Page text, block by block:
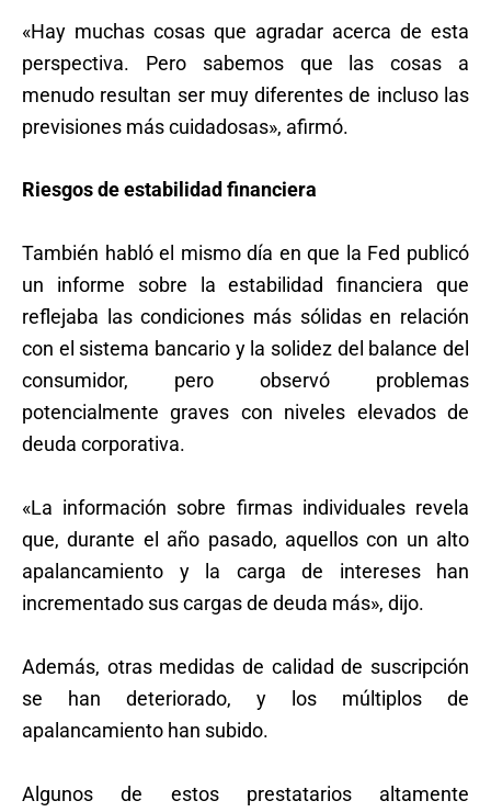
«Hay muchas cosas que agradar acerca de esta
perspectiva. Pero sabemos que las cosas a
menudo resultan ser muy diferentes de incluso las
previsiones más cuidadosas», afirmó.
Riesgos de estabilidad financiera
También habló el mismo día en que la Fed publicó
un informe sobre la estabilidad financiera que
reflejaba las condiciones más sólidas en relación
con el sistema bancario y la solidez del balance del
consumidor, pero observó problemas
potencialmente graves con niveles elevados de
deuda corporativa.
«La información sobre firmas individuales revela
que, durante el año pasado, aquellos con un alto
apalancamiento y la carga de intereses han
incrementado sus cargas de deuda más», dijo.
Además, otras medidas de calidad de suscripción
se han deteriorado, y los múltiplos de
apalancamiento han subido.
Algunos de estos prestatarios altamente